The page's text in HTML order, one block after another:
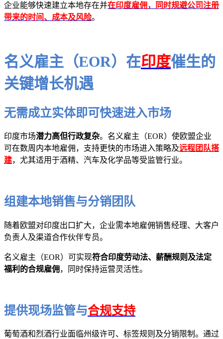
企业能够快速建立本地存在并在印度雇佣，同时规避公司注册
带来的时间、成本及风险。
名义雇主（EOR）在印度催生的
关键增长机遇
无需成立实体即可快速进入市场
印度市场潜力高但行政复杂。名义雇主（EOR）使欧盟企业
可在数周内本地雇佣，支持更快的市场进入策略及远程团队搭
建，尤其适用于酒精、汽车及化学品等受监管行业。
组建本地销售与分销团队
随着欧盟对印度出口扩大，企业需本地雇佣销售经理、大客户
负责人及渠道合作伙伴专员。
名义雇主（EOR）可实现符合印度劳动法、薪酬规则及法定
福利的合规雇佣 ，同时保持运营灵活性。
提供现场监管与合规支持
葡萄酒和烈酒行业面临州级许可、标签规则及分销限制。通过